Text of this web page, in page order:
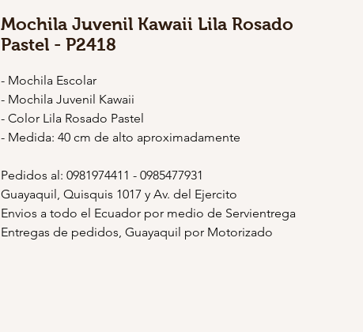
Mochila Juvenil Kawaii Lila Rosado
Pastel - P2418
- Mochila Escolar
- Mochila Juvenil Kawaii
- Color Lila Rosado Pastel
- Medida: 40 cm de alto aproximadamente
Pedidos al: 0981974411 - 0985477931
Guayaquil, Quisquis 1017 y Av. del Ejercito
Envios a todo el Ecuador por medio de Servientrega
Entregas de pedidos, Guayaquil por Motorizado